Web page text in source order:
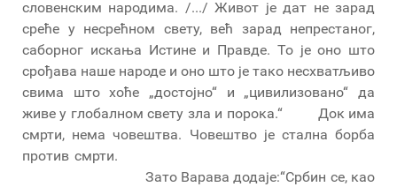
словенским народима. /.../ Живот је дат не зарад
среће у несрећном свету, већ зарад непрестаног,
саборног искања Истине и Правде. То је оно што
срођава наше народе и оно што је тако несхватљиво
свима што хоће „достојно“ и „цивилизовано“ да
живе у глобалном свету зла и порока.“ Док има
смрти, нема човештва. Човештво је стална борба
против смрти.
Зато Варава додаје:“Србин се, као